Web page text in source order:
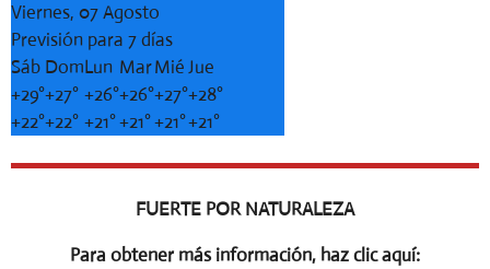
Viernes, 07 Agosto
Previsión para 7 días
Sáb DomLun MarMiéJue
+29°+27° +26°+26°+27°+28°
+22°+22° +21°+21°+21°+21°
FUERTE POR NATURALEZA
Para obtener más información, haz clic aquí: